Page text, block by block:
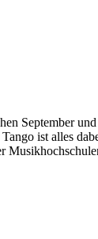
September
ist alles